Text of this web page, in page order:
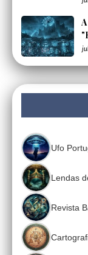
Ufo
Lendas
Revista